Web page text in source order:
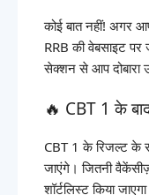
कोई बात नहीं! अगर
RRB की वेबसाइट पर
सेक्शन से आप
🔥 CBT 1 के
CBT 1 के रिजल्ट के
जाएंगे। जितनी
शॉर्टलिस्ट किया